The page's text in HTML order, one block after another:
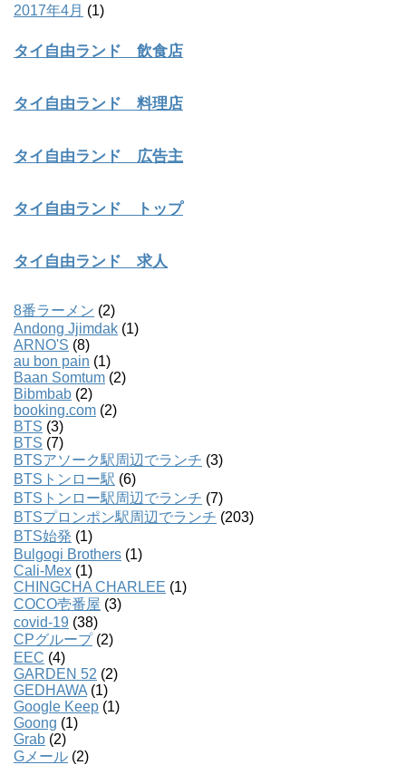
2017年4月 (1)
タイ自由ランド 飲食店
タイ自由ランド 料理店
タイ自由ランド 広告主
タイ自由ランド トップ
タイ自由ランド 求人
8番ラーメン (2)
Andong Jjimdak (1)
ARNO'S (8)
au bon pain (1)
Baan Somtum (2)
Bibmbab (2)
booking.com (2)
BTS (3)
BTS (7)
BTSアソーク駅周辺でランチ (3)
BTSトンロー駅 (6)
BTSトンロー駅周辺でランチ (7)
BTSプロンポン駅周辺でランチ (203)
BTS始発 (1)
Bulgogi Brothers (1)
Cali-Mex (1)
CHINGCHA CHARLEE (1)
COCO壱番屋 (3)
covid-19 (38)
CPグループ(2)
EEC (4)
GARDEN 52 (2)
GEDHAWA (1)
Google Keep (1)
Goong (1)
Grab (2)
Gメール (2)